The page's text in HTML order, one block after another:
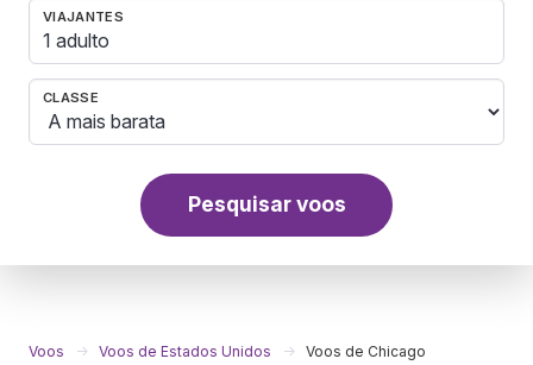
VIAJANTES
1 adulto
CLASSE
Pesquisar voos
Voos Voos de Estados Unidos Voos de Chicago